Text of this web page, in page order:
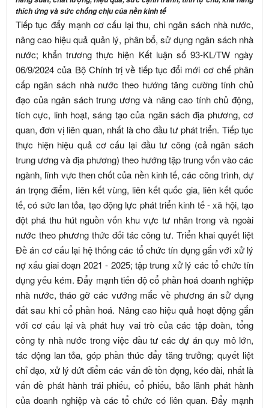
thích ứng và sức chống chịu của nền kinh tế
Tiếp tục đẩy mạnh cơ cấu lại thu, chi ngân sách nhà nước,
nâng cao hiệu quả quản lý, phân bổ, sử dụng ngân sách nhà
nước; khẩn trương thực hiện Kết luận số 93-KL/TW ngày
06/9/2024 của Bộ Chính trị về tiếp tục đổi mới cơ chế phân
cấp ngân sách nhà nước theo hướng tăng cường tính chủ
đạo của ngân sách trung ương và nâng cao tính chủ động,
tích cực, linh hoạt, sáng tạo của ngân sách địa phương, cơ
quan, đơn vị liên quan, nhất là cho đầu tư phát triển. Tiếp tục
thực hiện hiệu quả cơ cấu lại đầu tư công (cả ngân sách
trung ương và địa phương) theo hướng tập trung vốn vào các
ngành, lĩnh vực then chốt của nền kinh tế, các công trình, dự
án trọng điểm, liên kết vùng, liên kết quốc gia, liên kết quốc
tế, có sức lan tỏa, tạo động lực phát triển kinh tế - xã hội, tạo
đột phá thu hút nguồn vốn khu vực tư nhân trong và ngoài
nước theo phương thức đối tác công tư. Triển khai quyết liệt
Đề án cơ cấu lại hệ thống các tổ chức tín dụng gắn với xử lý
nợ xấu giai đoạn 2021 - 2025; tập trung xử lý các tổ chức tín
dụng yếu kém. Đẩy mạnh tiến độ cổ phần hoá doanh nghiệp
nhà nước, tháo gỡ các vướng mắc về phương án sử dụng
đất sau khi cổ phần hoá. Nâng cao hiệu quả hoạt động gắn
với cơ cấu lại và phát huy vai trò của các tập đoàn, tổng
công ty nhà nước trong việc đầu tư các dự án quy mô lớn,
tác động lan tỏa, góp phần thúc đẩy tăng trưởng; quyết liệt
chỉ đạo, xử lý dứt điểm các vấn đề tồn đọng, kéo dài, nhất là
vấn đề phát hành trái phiếu, cổ phiếu, bảo lãnh phát hành
của doanh nghiệp và các tổ chức có liên quan. Đẩy mạnh